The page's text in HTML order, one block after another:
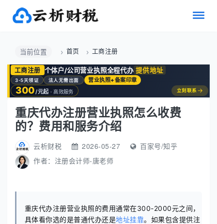
当前位置 首页 工商注册
工商注册 个体户/公司营业执照全程代办 提供地址
3-5天领证 法人无需出面 营业执照+备案印章
300/元起 · 高效服务 立刻联系 →
重庆代办注册营业执照怎么收费
的？费用和服务介绍
云析财税 2026-05-27
百家号/知乎
作者： 注册会计师-唐老师
重庆代办注册营业执照的费用通常在300-2000元之间，
具体看你选的是普通代办还是地址挂靠。如果包含提供注